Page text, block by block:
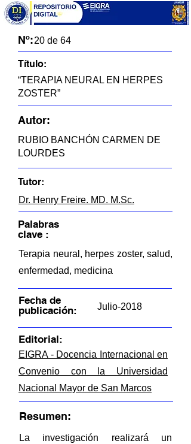
Nº:20 de 64
Título:
“TERAPIA NEURAL EN HERPES
ZOSTER”
Autor:
RUBIO BANCHÓN CARMEN DE
LOURDES
Tutor:
Dr. Henry Freire. MD. M.Sc.
Palabras
clave :
Terapia neural, herpes zoster, salud,
enfermedad, medicina
Fecha de
publicación:
Julio-2018
Editorial:
EIGRA - Docencia Internacional en
Convenio con la Universidad
Nacional Mayor de San Marcos
Resumen:
La investigación realizará un